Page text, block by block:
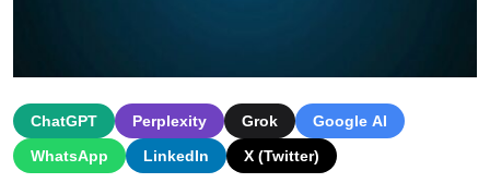
ChatGPT Perplexity Grok
Google AI
WhatsApp
LinkedIn X (Twitter)